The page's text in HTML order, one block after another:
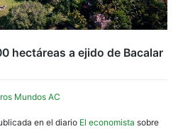
hectáreas a ejido de Bacalar
Mundos AC
en el diario El economista sobre